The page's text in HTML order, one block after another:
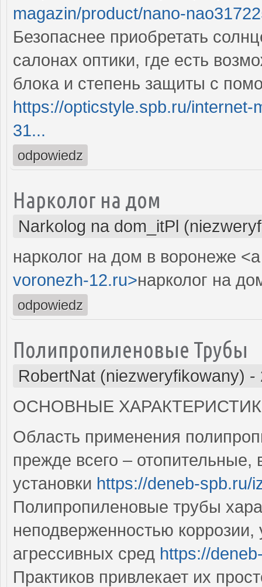
magazin/product/nano-
Безопаснее приобретать
салонах оптики, где есть
блока и степень защиты с
https://opticstyle.spb.ru/
31...
odpowiedz
Нарколог на дом
Narkolog na dom_itPl
нарколог на дом в воронеже
voronezh-12.ru>нарколог на
odpowiedz
Полипропиленовые Трубы
RobertNat (niezweryfikowany) -
ОСНОВНЫЕ
Область применения
прежде всего – отопительные,
установки https://deneb-spb.ru/
Полипропиленовые трубы
неподверженностью коррозии,
агрессивных сред https://
Практиков привлекает их